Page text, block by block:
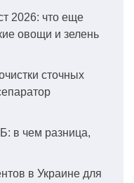
2026: что еще
овощи и зелень
сточных
в чем разница,
в Украине для